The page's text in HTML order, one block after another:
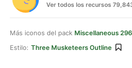
Ver todos los recursos
Más iconos del pack Miscellaneous
Estilo: Three Musketeers Outline